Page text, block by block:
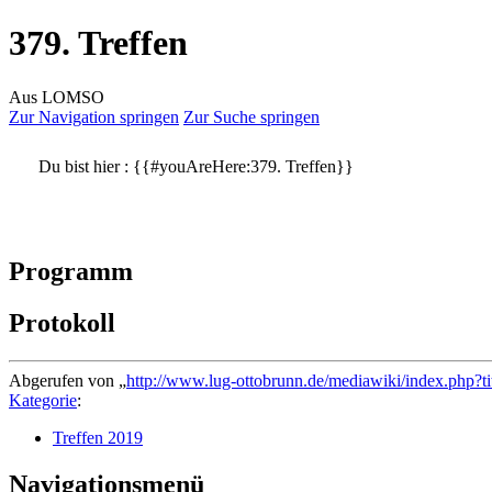
379. Treffen
Aus LOMSO
Zur Navigation springen Zur Suche springen
Du bist hier : {{#youAreHere:379. Treffen}}
Programm
Protokoll
Abgerufen von „http://www.lug-ottobrunn.de/mediawiki/
Kategorie:
Treffen 2019
Navigationsmenü